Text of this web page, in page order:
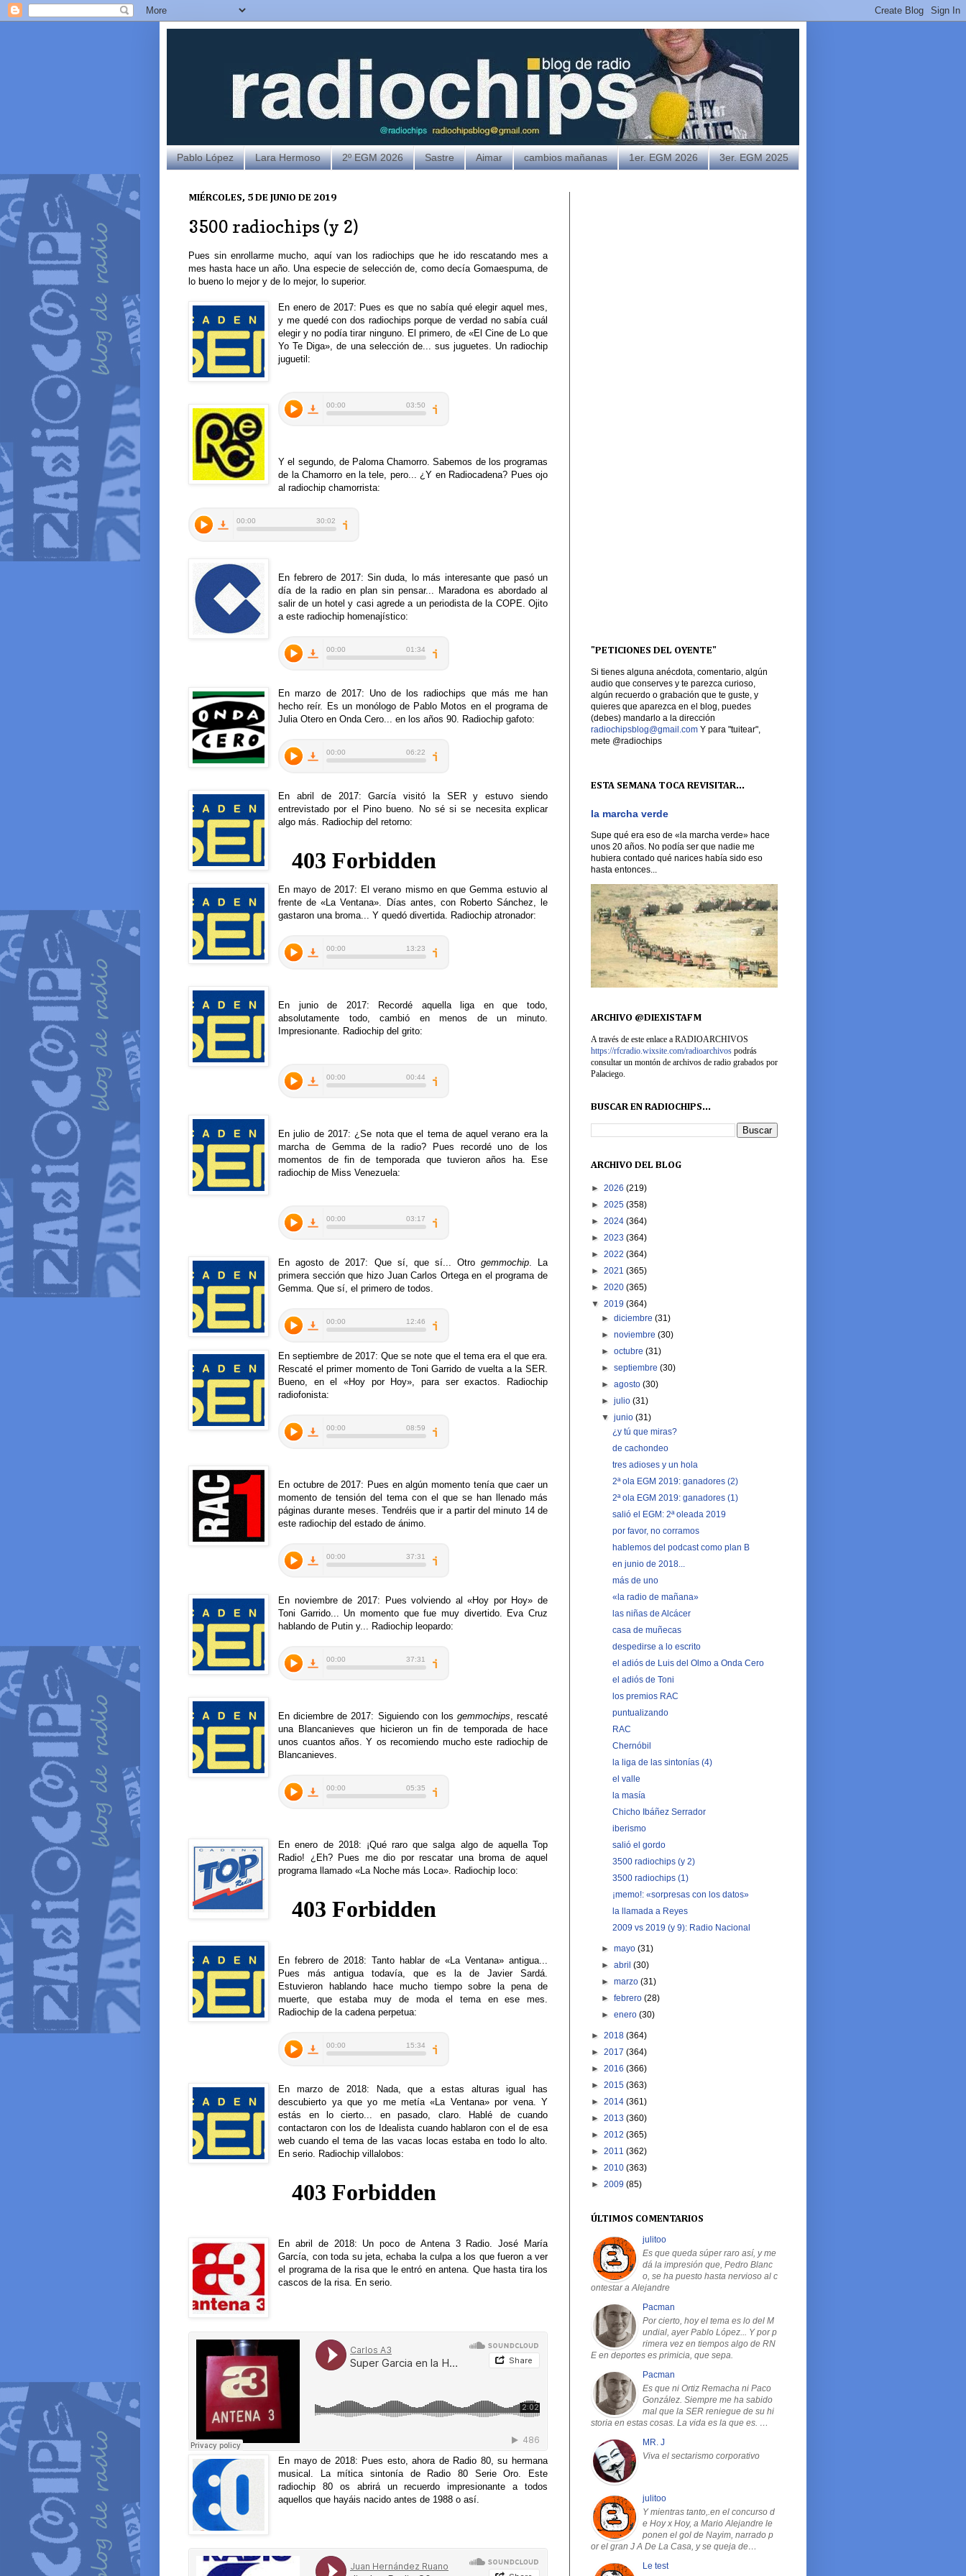
Pablo López Lara Hermoso 2º EGM 2026 Sastre Aimar cambios mañanas 1er. EGM 2026 3er. EGM 2025
MIÉRCOLES, 5 DE JUNIO DE 2019
3500 radiochips (y 2)
Pues sin enrollarme mucho, aquí van los radiochips que he ido rescatando mes a
mes hasta hace un año. Una especie de selección de, como decía Gomaespuma, de
lo bueno lo mejor y de lo mejor, lo superior.
En enero de 2017: Pues es que no sabía qué elegir aquel mes,
y me quedé con dos radiochips porque de verdad no sabía cuál
elegir y no podía tirar ninguno. El primero, de «El Cine de Lo que
Yo Te Diga», de una selección de... sus juguetes. Un radiochip
juguetil:
Y el segundo, de Paloma Chamorro. Sabemos de los programas
de la Chamorro en la tele, pero... ¿Y en Radiocadena? Pues ojo
al radiochip chamorrista:
En febrero de 2017: Sin duda, lo más interesante que pasó un
día de la radio en plan sin pensar... Maradona es abordado al
salir de un hotel y casi agrede a un periodista de la COPE. Ojito
a este radiochip homenajístico:
En marzo de 2017: Uno de los radiochips que más me han
hecho reír. Es un monólogo de Pablo Motos en el programa de
Julia Otero en Onda Cero... en los años 90. Radiochip gafoto:
En abril de 2017: García visitó la SER y estuvo siendo
entrevistado por el Pino bueno. No sé si se necesita explicar
algo más. Radiochip del retorno:
En mayo de 2017: El verano mismo en que Gemma estuvio al
frente de «La Ventana». Días antes, con Roberto Sánchez, le
gastaron una broma... Y quedó divertida. Radiochip atronador:
En junio de 2017: Recordé aquella liga en que todo,
absolutamente todo, cambió en menos de un minuto.
Impresionante. Radiochip del grito:
En julio de 2017: ¿Se nota que el tema de aquel verano era la
marcha de Gemma de la radio? Pues recordé uno de los
momentos de fin de temporada que tuvieron años ha. Ese
radiochip de Miss Venezuela:
En agosto de 2017: Que sí, que sí... Otro gemmochip. La
primera sección que hizo Juan Carlos Ortega en el programa de
Gemma. Que sí, el primero de todos.
En septiembre de 2017: Que se note que el tema era el que era.
Rescaté el primer momento de Toni Garrido de vuelta a la SER.
Bueno, en el «Hoy por Hoy», para ser exactos. Radiochip
radiofonista:
En octubre de 2017: Pues en algún momento tenía que caer un
momento de tensión del tema con el que se han llenado más
páginas durante meses. Tendréis que ir a partir del minuto 14 de
este radiochip del estado de ánimo.
En noviembre de 2017: Pues volviendo al«Hoy por Hoy» de
Toni Garrido... Un momento que fue muy divertido. Eva Cruz
hablando de Putin y... Radiochip leopardo:
En diciembre de 2017: Siguiendo con los gemmochips, rescaté
una Blancanieves que hicieron un fin de temporada de hace
unos cuantos años. Y os recomiendo mucho este radiochip de
Blancanieves.
En enero de 2018: ¡Qué raro que salga algo de aquella Top
Radio! ¿Eh? Pues me dio por rescatar una broma de aquel
programa llamado«La Noche más Loca». Radiochip loco:
En febrero de 2018: Tanto hablar de«La Ventana» antigua...
Pues más antigua todavía, que es la de Javier Sardá.
Estuvieron hablando hace mucho tiempo sobre la pena de
muerte, que estaba muy de moda el tema en ese mes.
Radiochip de la cadena perpetua:
En marzo de 2018: Nada, que a estas alturas igual has
descubierto ya que yo me metía«La Ventana» por vena. Y
estás en lo cierto... en pasado, claro. Hablé de cuando
contactaron con los de Idealista cuando hablaron con el de esa
web cuando el tema de las vacas locas estaba en todo lo alto.
En serio. Radiochip villalobos:
En abril de 2018: Un poco de Antena 3 Radio. José María
García, con toda su jeta, echaba la culpa a los que fueron a ver
el programa de la risa que le entró en antena. Que hasta tira los
cascos de la risa. En serio.
En mayo de 2018: Pues esto, ahora de Radio 80, su hermana
musical. La mítica sintonía de Radio 80 Serie Oro. Este
radiochip 80 os abrirá un recuerdo impresionante a todos
aquellos que hayáis nacido antes de 1988 o así.
"PETICIONES DEL OYENTE"
Si tienes alguna anécdota, comentario, algún
audio que conserves y te parezca curioso,
algún recuerdo o grabación que te guste, y
quieres que aparezca en el blog, puedes
(debes) mandarlo a la dirección
radiochipsblog@gmail.com Y para "tuitear",
mete @radiochips
ESTA SEMANA TOCA REVISITAR...
la marcha verde
Supe qué era eso de «la marcha verde» hace
unos 20 años. No podía ser que nadie me
hubiera contado qué narices había sido eso
hasta entonces...
ARCHIVO @DIEXISTAFM
A través de este enlace a RADIOARCHIVOS
https://rfcradio.wixsite.com/radioarchivos podrás
consultar un montón de archivos de radio grabados por
Palaciego.
BUSCAR EN RADIOCHIPS...
ARCHIVO DEL BLOG
► 2026 (219)
► 2025 (358)
► 2024 (364)
► 2023 (364)
► 2022 (364)
► 2021 (365)
► 2020 (365)
▼ 2019 (364)
►diciembre(31)
►noviembre(30)
►octubre(31)
►septiembre(30)
►agosto(30)
►julio(31)
▼junio(31)
¿y tú que miras?
de cachondeo
tres adioses y un hola
2ª ola EGM 2019: ganadores (2)
2ª ola EGM 2019: ganadores (1)
salió el EGM: 2ª oleada 2019
por favor, no corramos
hablemos del podcast como plan B
en junio de 2018...
más de uno
«la radio de mañana»
las niñas de Alcácer
casa de muñecas
despedirse a lo escrito
el adiós de Luis del Olmo a Onda Cero
el adiós de Toni
los premios RAC
puntualizando
RAC
Chernóbil
la liga de las sintonías (4)
el valle
la masía
Chicho Ibáñez Serrador
iberismo
salió el gordo
3500 radiochips (y 2)
3500 radiochips (1)
¡memo!: «sorpresas con los datos»
la llamada a Reyes
2009 vs 2019 (y 9): Radio Nacional
►mayo(31)
►abril(30)
►marzo(31)
►febrero(28)
►enero(30)
► 2018 (364)
► 2017 (364)
► 2016 (366)
► 2015 (363)
► 2014 (361)
► 2013 (360)
► 2012 (365)
► 2011 (362)
► 2010 (363)
► 2009 (85)
ÚLTIMOS COMENTARIOS
julitoo
Es que queda súper raro así, y me
dá la impresión que, Pedro Blanc
o, se ha puesto hasta nervioso al c
ontestar a Alejandre
Pacman
Por cierto, hoy el tema es lo del M
undial, ayer Pablo López... Y por p
rimera vez en tiempos algo de RN
E en deportes es primicia, que sepa.
Pacman
Es que ni Ortiz Remacha ni Paco
González. Siempre me ha sabido
mal que la SER reniegue de su hi
storia en estas cosas. La vida es la que es. …
MR. J
Viva el sectarismo corporativo
julitoo
Y mientras tanto,.en el concurso d
e Hoy x Hoy, a Mario Alejandre le
ponen el gol de Nayim, narrado p
or el gran J A De La Casa, y se queja de…
Le test